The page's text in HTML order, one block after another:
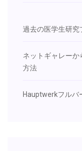
過去の医学生研
ネットギャレーか
方法
Hauptwerkフルバ